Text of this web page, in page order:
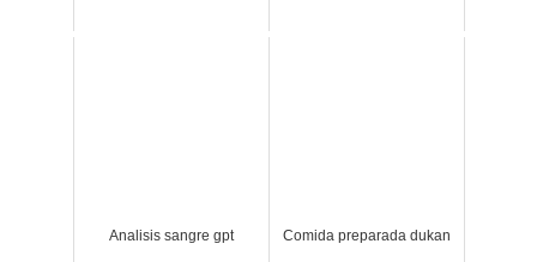
Analisis sangre gpt Comida preparada dukan